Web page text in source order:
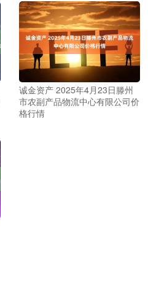
诚金资产 2025年4月23日滕州
市农副产品物流中心有限公司价
格行情